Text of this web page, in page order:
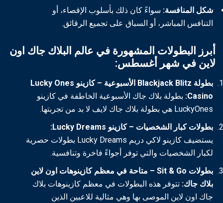
شكل المنافسة: سواءً كان ذلك بأسلوب الإقصاء، أو
التنافس المباشر، أو السباق على تجميع الرقائق.
أبرز البطولات المشهورة في عالم البلاك جاك اون
لاين في شهر أغسطس:
بطولة Blackjack Blitz الأسبوعية – كازينو Lucky Ones
Casino: بطولة بلاك جاك الأسبوعية الخاطفة في كازينو
LuckyOnes هي بطولة بلاك جاك لايف لا بد من تجربتها.
بطولات كبار الشخصيات – كازينو Lucky Dreams:
يستضيف كازينو لاكي دريم Lucky Dreams بطولات حصرية
لكبار الشخصيات والتي توفر أجواءً فاخرة وتنافسية.
بطولات Sit & Go – متاحة في معظم كازينوهات اون لاين
بلاك جاك: تتوفر هذه البطولات في معظم كازينوهات بلاك
جاك اون لاين الموصى بها وهي مثالية للاعبين الذين